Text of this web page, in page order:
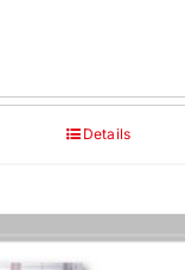
Details